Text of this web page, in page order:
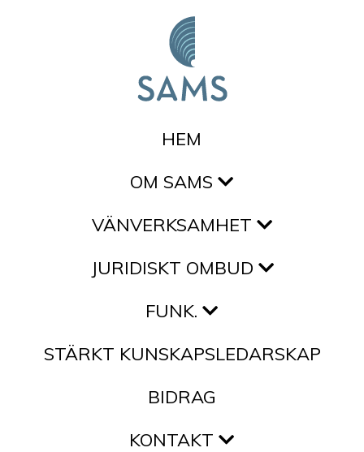
HEM
OM SAMS
VÄNVERKSAMHET
JURIDISKT OMBUD
FUNK.
STÄRKT KUNSKAPSLEDARSKAP
BIDRAG
KONTAKT